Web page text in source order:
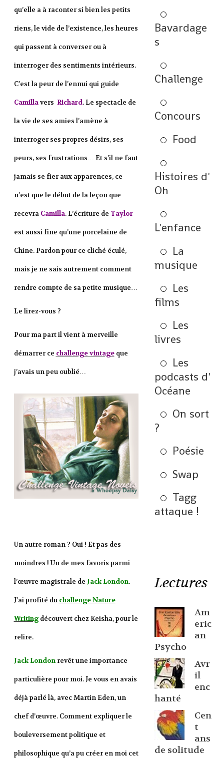
qu’elle a à raconter si bien les petits
riens, le vide de l’existence, les heures
qui passent à converser ou à
interroger des sentiments intérieurs.
C’est la peur de l’ennui qui guide
Camillavers Richard. Le spectacle de
la vie de ses amies l’amène à
interroger ses propres désirs, ses
peurs, ses frustrations… Et s’il ne faut
jamais se fier aux apparences, ce
n’est que le début de la leçon que
recevra Camilla. L’écriture de Taylor
est aussi fine qu’une porcelaine de
Chine. Pardon pour ce cliché éculé,
mais je ne sais autrement comment
rendre compte de sa petite musique…
Le lirez-vous ?
Pour ma part il vient à merveille
démarrer ce challenge vintageque
j’avais un peu oublié…
Un autre roman ? Oui ! Et pas des
moindres ! Un de mes favoris parmi
l’œuvre magistrale de Jack London.
J’ai profité du challenge Nature
Writingdécouvert chez Keisha, pour le
relire.
Jack Londonrevêt une importance
particulière pour moi. Je vous en avais
déjà parlé là, avec Martin Eden, un
chef d’œuvre. Comment expliquer le
bouleversement politique et
philosophique qu’a pu créer en moi cet
Bavardage
s
Challenge
Concours
Food
Histoires d'
Oh
L'enfance
La
musique
Les
films
Les
livres
Les
podcasts d'
Océane
On sort
?
Poésie
Swap
Tagg
attaque !
Lectures
Am
eric
an
Psycho
Avr
il
enc
hanté
Cen
t
ans
de solitude